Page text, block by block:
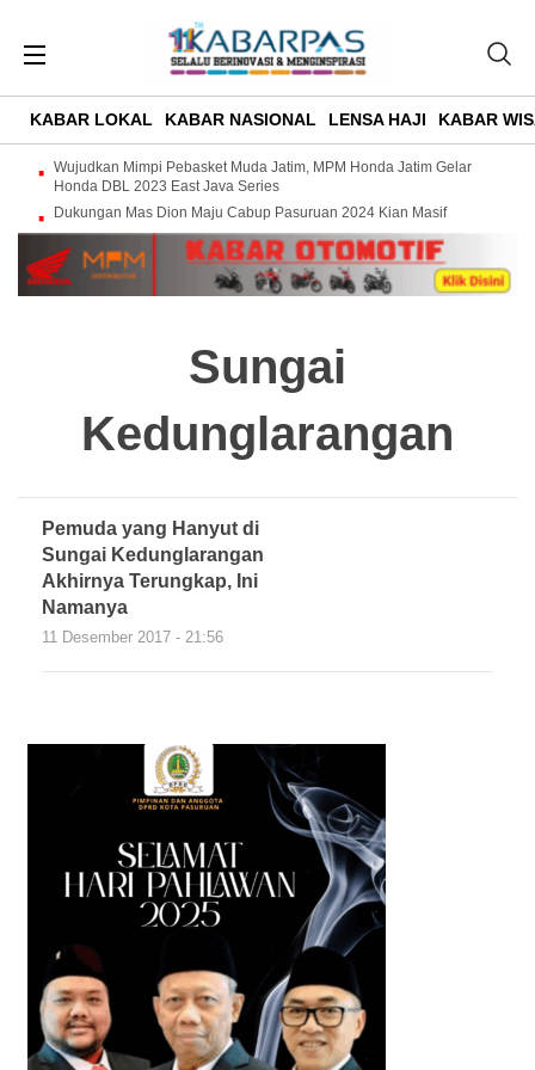
KABAR LOKAL KABAR NASIONAL LENSA HAJI KABAR
Wujudkan Mimpi Pebasket Muda Jatim, MPM Honda Jatim Gelar
Honda DBL 2023 East Java Series
Dukungan Mas Dion Maju Cabup Pasuruan 2024 Kian Masif
Sungai
Kedunglarangan
Pemuda yang Hanyut di
Sungai Kedunglarangan
Akhirnya Terungkap, Ini
Namanya
11 Desember 2017 - 21:56